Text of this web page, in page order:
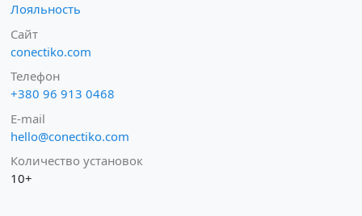
Лояльность
Сайт
conectiko.com
Телефон
+380 96 913 0468
E-mail
hello@conectiko.com
Количество установок
10+